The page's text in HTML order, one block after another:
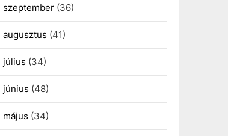
szeptember(36)
augusztus (41)
július (34)
június (48)
május (34)